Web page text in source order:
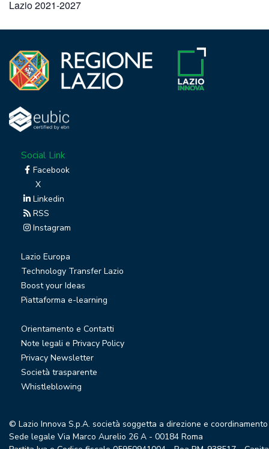
Lazio 2021-2027
Social Link
Facebook
X
Linkedin
RSS
Instagram
Lazio Europa
Technology Transfer Lazio
Boost your Ideas
Piattaforma e-learning
Orientamento e Contatti
Note legali e Privacy Policy
Privacy Newsletter
Società trasparente
Whistleblowing
© Lazio Innova S.p.A. società soggetta a direzione e
Sede legale Via Marco Aurelio 26 A - 00184 Roma